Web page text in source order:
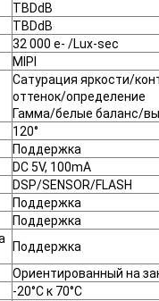
TBDdB
TBDdB
32 000 e- /Lux-sec
MIPI
Сатурация яркости/
оттенок/определение
Гамма/белые баланс/
120°
Поддержка
DC 5V, 100mA
DSP/SENSOR/FLASH
Поддержка
Поддержка
Поддержка
Ориентированный на
-20°C к 70°C